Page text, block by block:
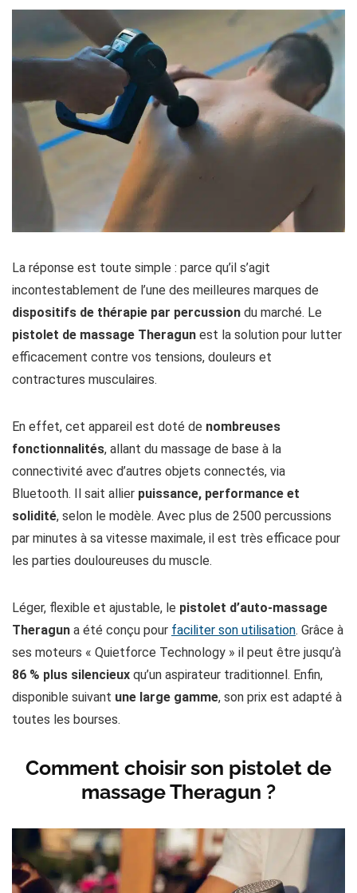
La réponse est toute simple : parce qu’il s’agit
incontestablement de l’une des meilleures marques de
dispositifs de thérapie par percussion du marché. Le
pistolet de massage Theragun est la solution pour lutter
efficacement contre vos tensions, douleurs et
contractures musculaires.
En effet, cet appareil est doté de nombreuses
fonctionnalités, allant du massage de base à la
connectivité avec d’autres objets connectés, via
Bluetooth. Il sait allier puissance, performance et
solidité, selon le modèle. Avec plus de 2500 percussions
par minutes à sa vitesse maximale, il est très efficace pour
les parties douloureuses du muscle.
Léger, flexible et ajustable, le pistolet d’auto-massage
Theragun a été conçu pour faciliter son utilisation. Grâce à
ses moteurs « Quietforce Technology » il peut être jusqu’à
86 % plus silencieux qu’un aspirateur traditionnel. Enfin,
disponible suivant une large gamme, son prix est adapté à
toutes les bourses.
Comment choisir son pistolet de
massage Theragun ?